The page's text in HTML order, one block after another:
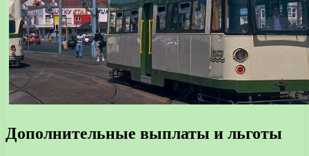
Дополнительные выплаты и льготы